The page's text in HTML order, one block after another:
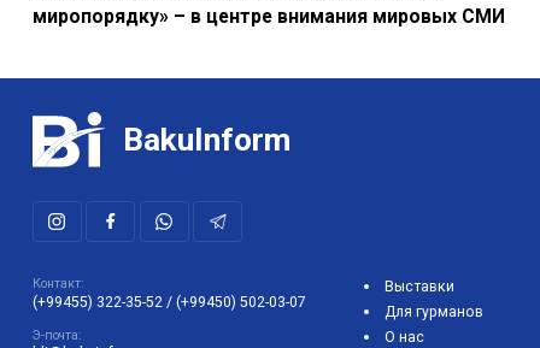
миропорядку» – в центре внимания мировых СМИ
BakuInform
Контакт:
(+99455) 322-35-52 / (+99450) 502-03-07
Э-почта:
Выставки
Для гурманов
О нас